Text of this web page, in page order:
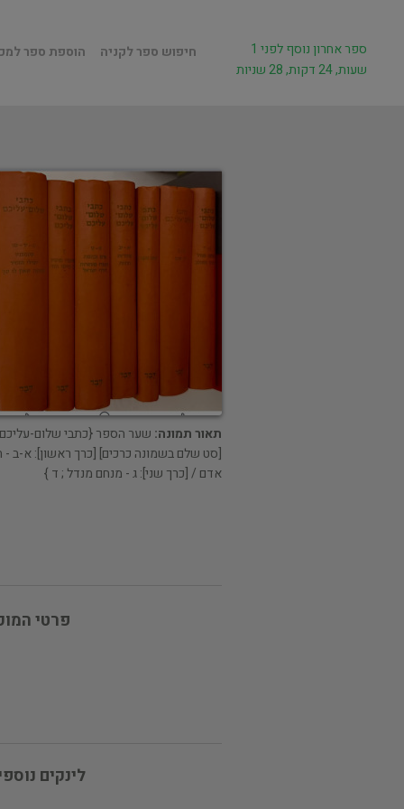
חיפוש ספר לקניה הוספת ספר
ספר אחרון נוסף לפני 1
שעות, 24 דקות, 28 שניות
תאור תמונה: שער הספר {כתבי שלום-עליכם
[סט שלם בשמונה כרכים] [כרך ראשון]: א-ב -
אדם / [כרך שני]: ג - מנחם מנדל ; ד }
פרטי
לינקים